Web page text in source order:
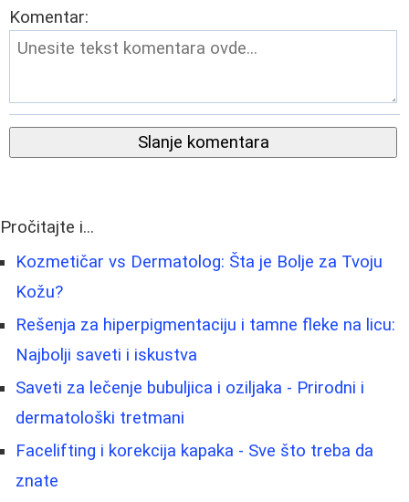
Komentar:
Slanje komentara
Pročitajte i...
Kozmetičar vs Dermatolog: Šta je Bolje za Tvoju
Kožu?
Rešenja za hiperpigmentaciju i tamne fleke na licu:
Najbolji saveti i iskustva
Saveti za lečenje bubuljica i oziljaka - Prirodni i
dermatološki tretmani
Facelifting i korekcija kapaka - Sve što treba da
znate